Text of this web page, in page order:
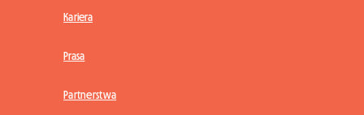
Kariera
Prasa
Partnerstwa